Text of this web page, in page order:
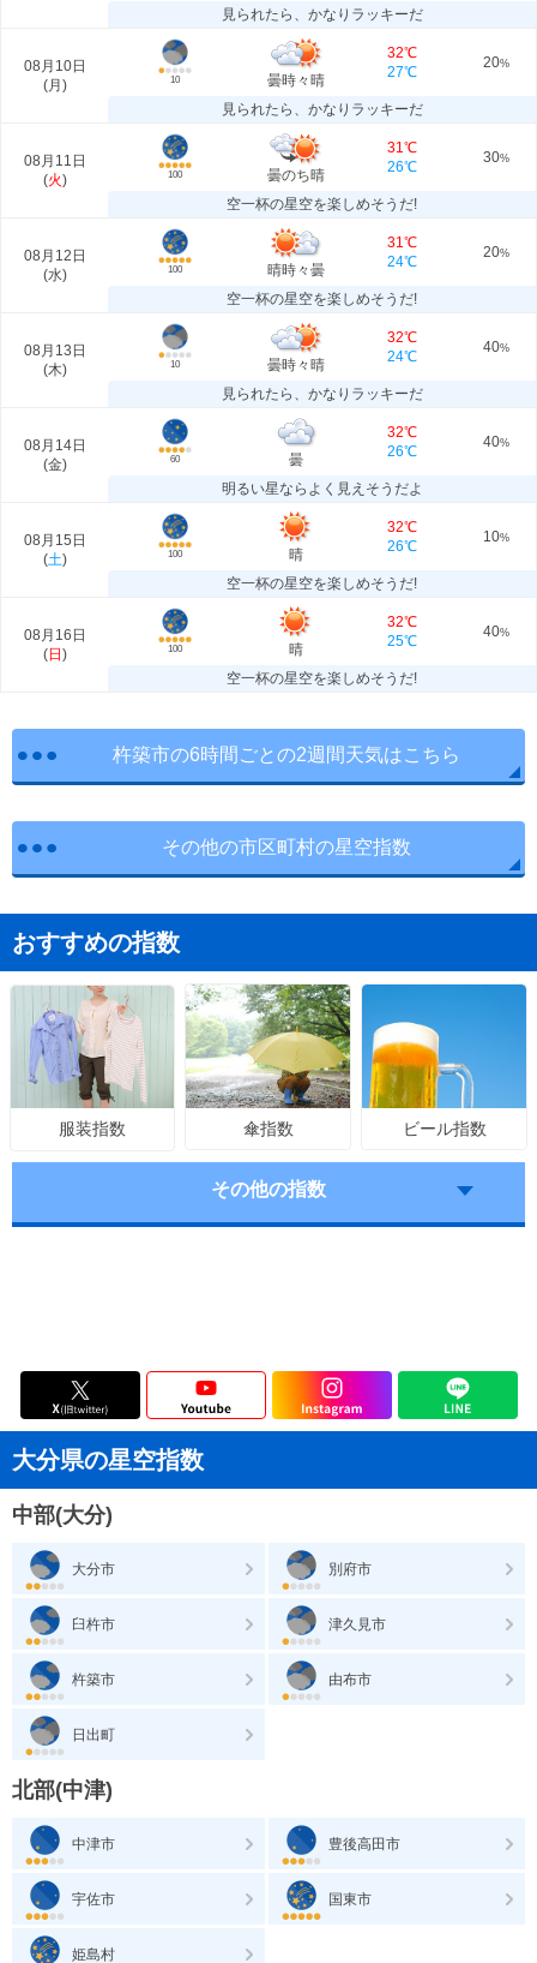
見られたら、かなりラッキーだ
08月10日
(月 ) 10 曇時々晴
32℃
27℃
20%
見られたら、かなりラッキーだ
08月11日
(火) 100 曇のち晴
31℃
26℃
30%
空一杯の星空を楽しめそうだ!
08月12日
(水) 100 晴時々曇
31℃
24℃
20%
空一杯の星空を楽しめそうだ!
08月13日
(木) 10 曇時々晴
32℃
24℃
40%
見られたら、かなりラッキーだ
08月14日
(金) 60 曇
32℃
26℃
40%
明るい星ならよく見えそうだよ
08月15日
(土) 100 晴
32℃
26℃
10%
空一杯の星空を楽しめそうだ!
08月16日
(日 ) 100 晴
32℃
25℃
40%
空一杯の星空を楽しめそうだ!
杵築市の6時間ごとの2週間天気はこちら
その他の市区町村の星空指数
おすすめの指数
服装指数 傘指数 ビール指数
その他の指数
大分県の星空指数
中部(大分)
大分市 別府市
臼杵市 津久見市
杵築市 由布市
日出町
北部(中津)
中津市 豊後高田市
宇佐市 国東市
姫島村